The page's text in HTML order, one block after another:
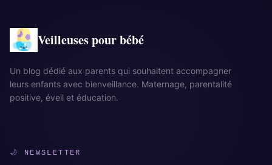
Veilleuses pour bébé
Un blog dédié aux parents qui souhaitent accompagner
leurs enfants avec bienveillance. Maternage, parentalité
positive, éveil et éducation.
🌙 NEWSLETTER